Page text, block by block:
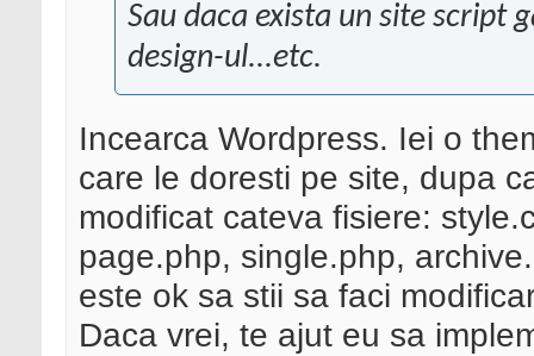
Sau daca exista un site script
design-ul...etc.
Incearca Wordpress. Iei o
care le doresti pe site, dupa
modificat cateva fisiere:
page.php, single.php,
este ok sa stii sa faci
Daca vrei, te ajut eu sa